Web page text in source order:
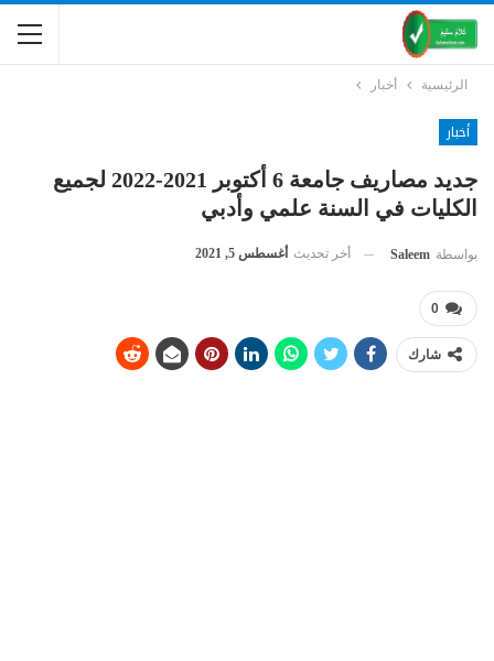
الرئيسية أخبار
أخبار
جديد مصاريف جامعة 6 أكتوبر 2021-2022 لجميع
الكليات في السنة علمي وأدبي
بواسطة Saleem أخر تحديث أغسطس 5, 2021
0
شارك